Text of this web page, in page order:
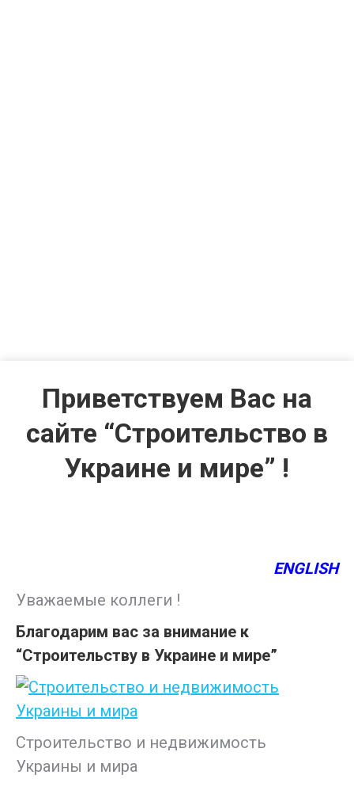
Приветствуем Вас на
сайте “Строительство в
Украине и мире” !
ENGLISH
Уважаемые коллеги !
Благодарим вас за внимание к
“Строительству в Украине и мире”
Строительство и недвижимость
Украины и мира